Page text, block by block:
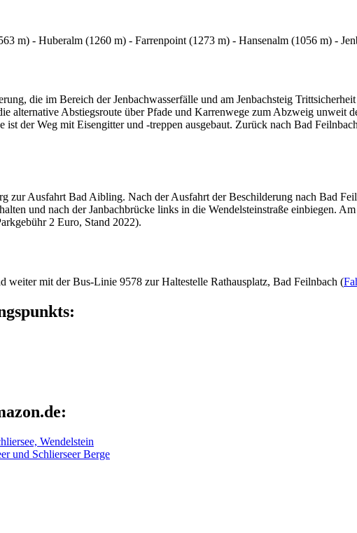
m) - Huberalm (1260 m) - Farrenpoint (1273 m) - Hansenalm (1056 m) -
die im Bereich der Jenbachwasserfälle und am Jenbachsteig
alternative Abstiegsroute über Pfade und Karrenwege zum Abzweig unweit
der Weg mit Eisengitter und -treppen ausgebaut. Zurück nach Bad
zur Ausfahrt Bad Aibling. Nach der Ausfahrt der Beschilderung nach Bad
und nach der Janbachbrücke links in die Wendelsteinstraße einbiegen.
2 Euro, Stand 2022).
weiter mit der Bus-Linie 9578 zur Haltestelle Rathausplatz, Bad Feilnbach (
Wendelstein
und Schlierseer Berge